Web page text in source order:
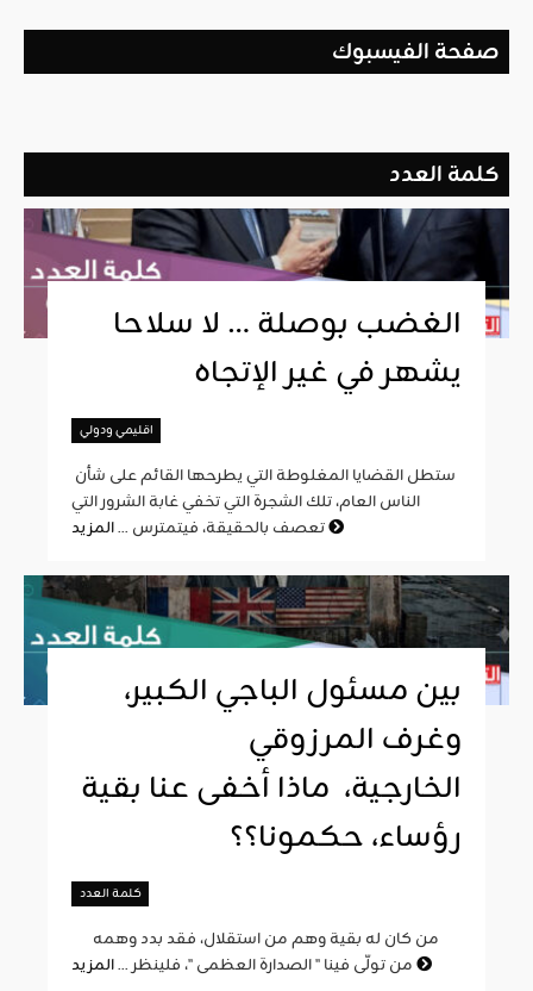
صفحة الفيسبوك
كلمة العدد
الغضب بوصلة … لا سلاحا
يشهر في غير الإتجاه
اقليمي ودولي
الناس العام، تلك الشجرة التي تخفي غابة الشرور التي
تعصف بالحقيقة، فيتمترس ...
بين مسئول الباجي الكبير،
وغرف المرزوقي
الخارجية، ماذا أخفى عنا بقية
رؤساء، حكمونا؟؟
كلمة العدد
من تولّى فينا " الصدارة العظمى "، فلينظر ...